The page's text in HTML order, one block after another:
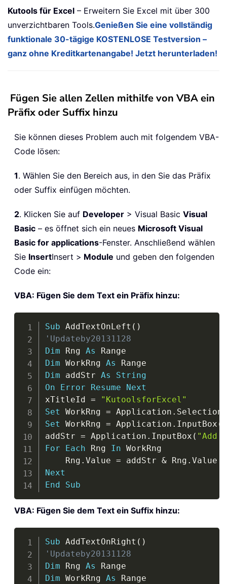
Kutools für Excel – Erweitern Sie Excel mit über 300
unverzichtbaren Tools.Genießen Sie eine vollständig
funktionale 30-tägige KOSTENLOSE Testversion –
ganz ohne Kreditkartenangabe! Jetzt herunterladen!
Fügen Sie allen Zellen mithilfe von VBA ein
Präfix oder Suffix hinzu
Sie können dieses Problem auch mit folgendem VBA-
Code lösen:
1. Wählen Sie den Bereich aus, in den Sie das Präfix
oder Suffix einfügen möchten.
2. Klicken Sie auf Developer > Visual Basic Visual
Basic – es öffnet sich ein neues Microsoft Visual
Basic for applications-Fenster. Anschließend wählen
Sie InsertInsert > Module und geben den folgenden
Code ein:
VBA: Fügen Sie dem Text ein Präfix hinzu:
Sub AddTextOnLeft ( )
'Updateby20131128
Dim Rng As
Dim WorkRng As
Dim addStr As
String
On
Error Resume
Next
xTitleId =
"KutoolsforExcel"
Set WorkRng = Application .
Set WorkRng = Application . InputBox (
addStr = Application . InputBox ( "Add
For
Each Rng In WorkRng
    Rng
. Value = addStr & Rng .
Next
End
Sub
VBA: Fügen Sie dem Text ein Suffix hinzu:
Sub AddTextOnRight ( )
'Updateby20131128
Dim Rng As
Dim WorkRng As